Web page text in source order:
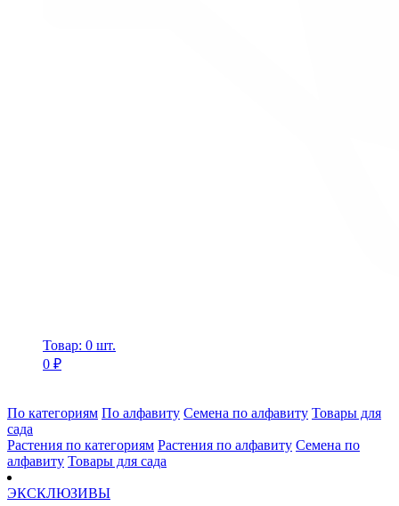
Товар: 0 шт.
0 ₽
По категориям По алфавиту Семена по алфавиту Товары для
сада
Растения по категориям Растения по алфавиту Семена по
алфавиту Товары для сада
ЭКСКЛЮЗИВЫ